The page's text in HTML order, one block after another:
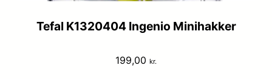
Tefal K1320404 Ingenio Minihakker
199,00 kr.